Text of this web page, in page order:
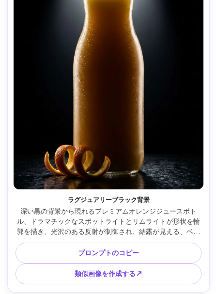
ラグジュアリーブラック背景
深い黒の背景から現れるプレミアムオレンジジュースボト
ル、ドラマチックなスポットライトとリムライトが形状を輪
郭を描き、光沢のある反射が制御され、結露が見える、ベー
スにオレンジピールスパイラル、Sony A1で撮影、90mmレ
ンズ、ハイエンド飲料広告の美学、超シャープ、テキストな
し、ロゴなし --ar 4:5
プロンプトのコピー
類似画像を作成する↗